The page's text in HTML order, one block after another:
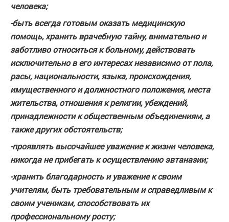
человека;
-быть всегда готовым оказать медицинскую
помощь, хранить врачебную тайну, внимательно и
заботливо относиться к больному, действовать
исключительно в его интересах независимо от пола,
расы, национальности, языка, происхождения,
имущественного и должностного положения, места
жительства, отношения к религии, убеждений,
принадлежности к общественным объединениям, а
также других обстоятельств;
-проявлять высочайшее уважение к жизни человека,
никогда не прибегать к осуществлению эвтаназии;
-хранить благодарность и уважение к своим
учителям, быть требовательным и справедливым к
своим ученикам, способствовать их
профессиональному росту;